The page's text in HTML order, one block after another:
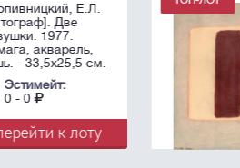
Пивоваров, В.Д. Без
карандаши. – 29,5x21
см.